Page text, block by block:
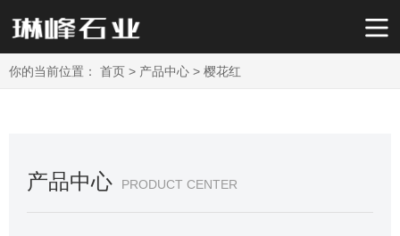
你的当前位置： 首页 > 产品中心 > 樱花红
产品中心 PRODUCT CENTER